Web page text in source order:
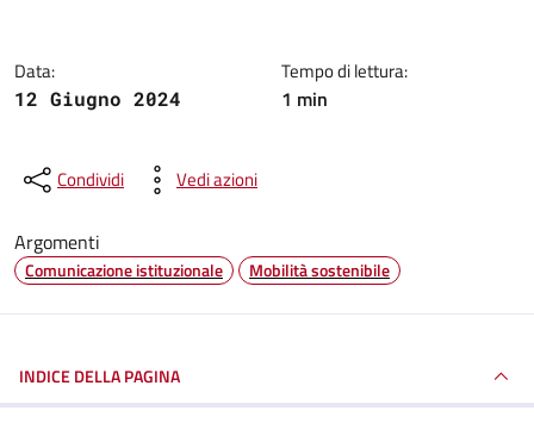
Data:
12 Giugno 2024
Tempo di lettura:
1 min
Condividi Vedi azioni
Argomenti
Comunicazione istituzionale Mobilità sostenibile
INDICE DELLA PAGINA